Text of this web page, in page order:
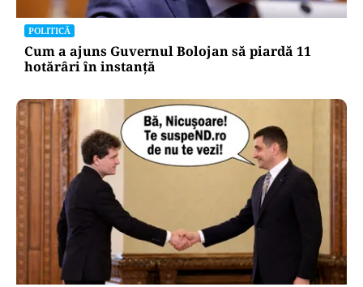
POLITICĂ
Cum a ajuns Guvernul Bolojan să piardă 11
hotărâri în instanță